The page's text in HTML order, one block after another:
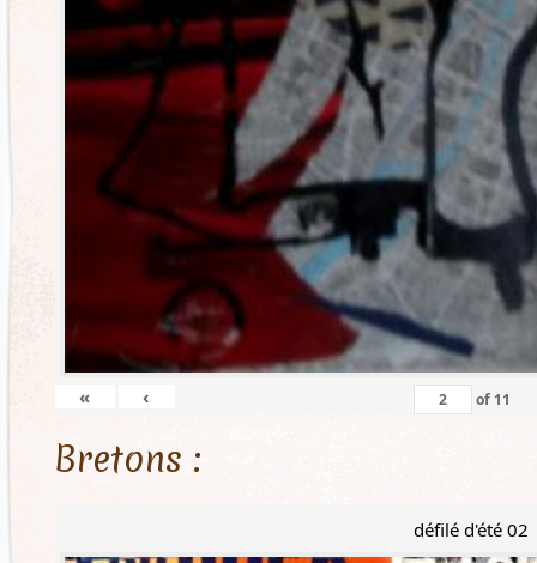
« ‹ of 11
Bretons :
défilé d'été 02